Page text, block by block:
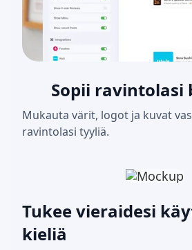
Sopii ravintolasi
Mukauta värit, logot ja kuvat
ravintolasi tyyliä.
Tukee vieraidesi
kieliä